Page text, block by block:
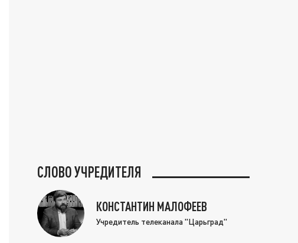
СЛОВО УЧРЕДИТЕЛЯ
КОНСТАНТИН МАЛОФЕЕВ
Учредитель телеканала "Царьград"